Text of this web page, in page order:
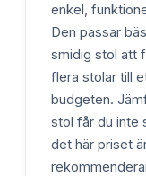
enkel,
Den passar
smidig stol att
flera stolar till
budgeten.
stol får du inte
det här priset